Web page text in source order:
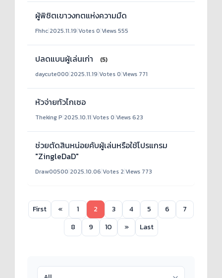
ผู้พิชิตเขาวงกตแห่งความมืด
Fhhc|2025.11.19|Votes 0|Views 555
ปลดแบนผู้เล่นเก่า
(5)
daycute000|2025.11.19|Votes 0|Views 771
หัวจ่ายทัวไกเซอ
Theking P|2025.10.11|Votes 0|Views 623
ช่วยตัดสินหน่อยคับผู้เล่นหรือใช้โปรแกรม
"ZingleDaD"
Draw00500|2025.10.06|Votes 2|Views 773
First « 1 2 3 4 5 6
7
8
9 10 » Last